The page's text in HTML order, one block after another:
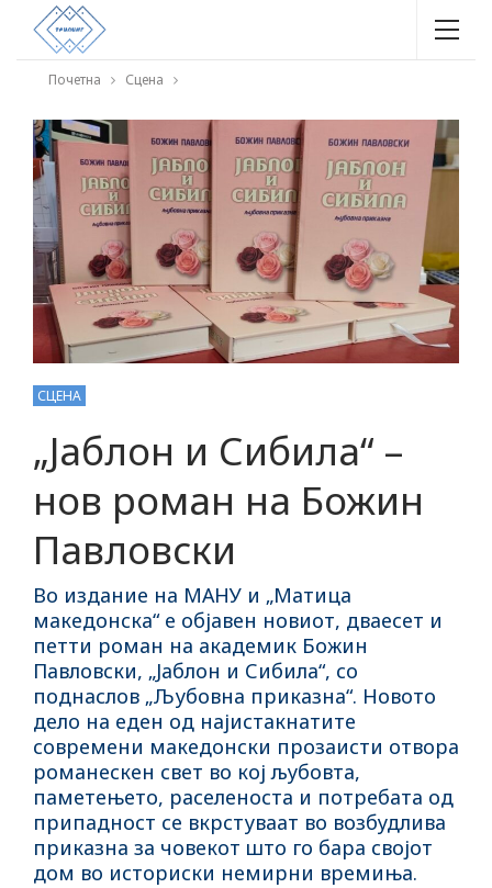
Почетна Сцена
СЦЕНА
„Јаблон и Сибила“ –
нов роман на Божин
Павловски
Во издание на МАНУ и „Матица
македонска“ е објавен новиот, дваесет и
петти роман на академик Божин
Павловски, „Јаблон и Сибила“, со
поднаслов „Љубовна приказна“. Новото
дело на еден од најистакнатите
современи македонски прозаисти отвора
романескен свет во кој љубовта,
паметењето, раселеноста и потребата од
припадност се вкрстуваат во возбудлива
приказна за човекот што го бара својот
дом во историски немирни времиња.